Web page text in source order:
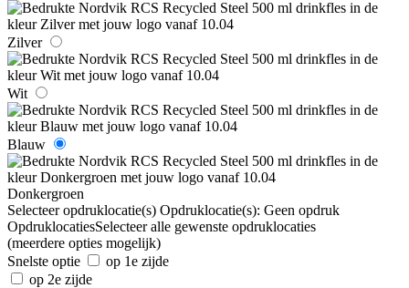
Zilver
Wit
Blauw
Donkergroen
Selecteer opdruklocatie(s) Opdruklocatie(s): Geen opdruk
OpdruklocatiesSelecteer alle gewenste opdruklocaties
(meerdere opties mogelijk)
Snelste optie
op 1e zijde
op 2e zijde